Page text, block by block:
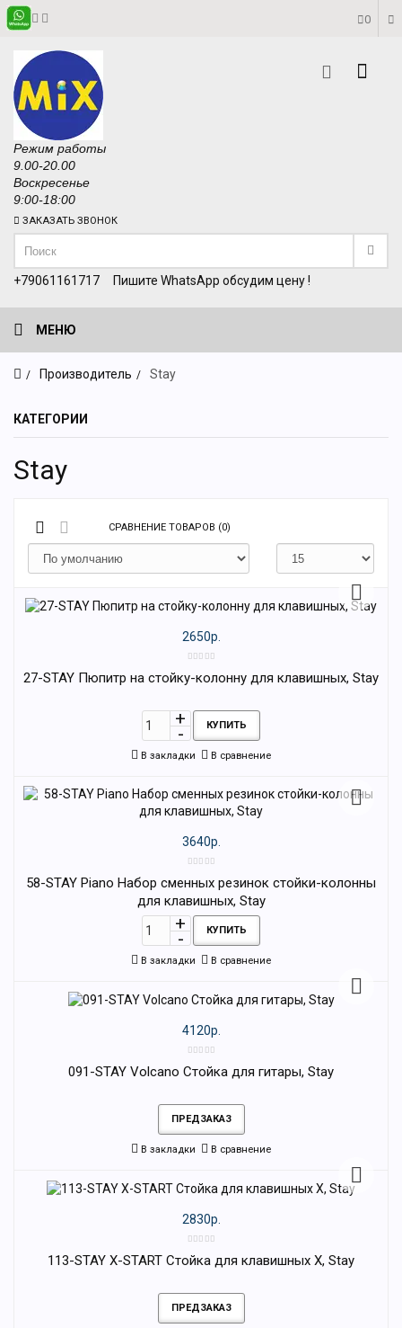
0
Режим работы
9.00-20.00
Воскресенье
9:00-18:00
ЗАКАЗАТЬ ЗВОНОК
+79061161717 Пишите WhatsApp обсудим цену !
МЕНЮ
Производитель Stay
КАТЕГОРИИ
Stay
СРАВНЕНИЕ ТОВАРОВ (0)
2650р.
27-STAY Пюпитр на стойку-колонну для клавишных, Stay
КУПИТЬ
В закладки В сравнение
3640р.
58-STAY Piano Набор сменных резинок стойки-колонны
для клавишных, Stay
КУПИТЬ
В закладки В сравнение
4120р.
091-STAY Volcano Стойка для гитары, Stay
ПРЕДЗАКАЗ
В закладки В сравнение
2830р.
113-STAY X-START Стойка для клавишных Х, Stay
ПРЕДЗАКАЗ